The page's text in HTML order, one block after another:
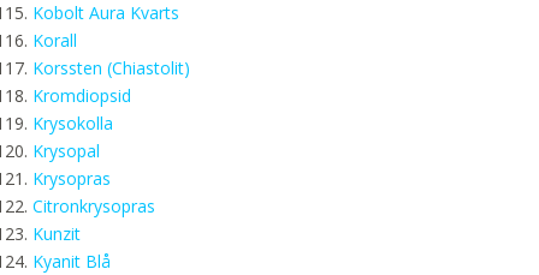
Kobolt Aura Kvarts
Korall
Korssten (Chiastolit)
Kromdiopsid
Krysokolla
Krysopal
Krysopras
Citronkrysopras
Kunzit
Kyanit Blå